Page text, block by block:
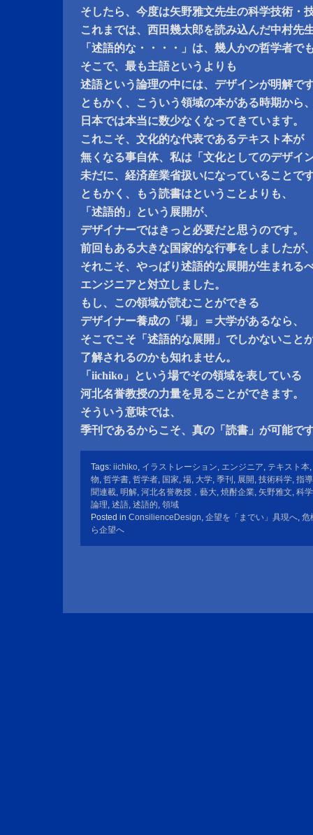
そしたら、今度は矢野雅文先生の科学技術・
これまでは、西田幾太郎を読み込んだ中村先
「述語的な・・・・」は、幾人かの哲学者で
そこで、最も主語というよりも
述語という論理の中には、デザインが明解で
ともかく、こういう領域の本がある時期から
日本では本当に数少なくなってきています。
これこそ、文化的な代表であるテキスト本が
無くなる事自体、私は「文化としてのデザイ
未だに、経済産業省扱いになっていることで
ともかく、もう読書はということよりも、
「述語的」という展開が、
デザイナーではきっと必要だと思うのです。
前回もある大きな国家的な行事をしましたが
それこそ、やっぱり述語的な展開が生まれる
エンジニアと対立しました。
もし、この領域が読むことができる
デザイナー養成の「場」＝大学があるなら、
そこでこそ「述語的な展開」でしかないこと
了解されるのかも知れません。
「iichiko」という場でその領域を表している
河北名誉教授の力量を見ることができます。
そういう意味では、
季刊であるからこそ、真の「読書」が可能で
Tags: iichiko, イラストレーション, エンジニア, テキスト本,
物, 哲学書, 哲学者, 国家, 場, 大学, 季刊 , 展開 , 技術科学, 指
聞連載, 明解, 河北名誉教授，藝大, 焼酎企業, 矢野雅文, 科
論理, 述語, 述語的, 領域
Posted in ConsilienceDesign, 企望を「までい」具現へ, 危
ら企望へ